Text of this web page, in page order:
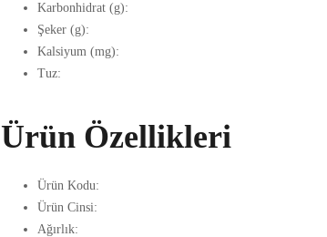
Karbonhidrat (g):
Şeker (g):
Kalsiyum (mg):
Tuz:
Ürün Özellikleri
Ürün Kodu:
Ürün Cinsi:
Ağırlık: